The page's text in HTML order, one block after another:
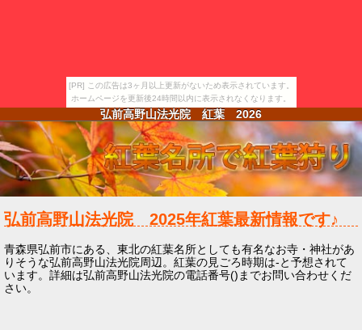
[PR] この広告は3ヶ月以上更新がないため表示されています。
ホームページを更新後24時間以内に表示されなくなります。
弘前高野山法光院 紅葉 2026
弘前高野山法光院 2025年紅葉最新情報です♪
青森県弘前市にある、東北の紅葉名所としても有名なお寺・神社があ
りそうな弘前高野山法光院周辺。紅葉の見ごろ時期は-と予想されて
います。詳細は弘前高野山法光院の電話番号()までお問い合わせくだ
さい。